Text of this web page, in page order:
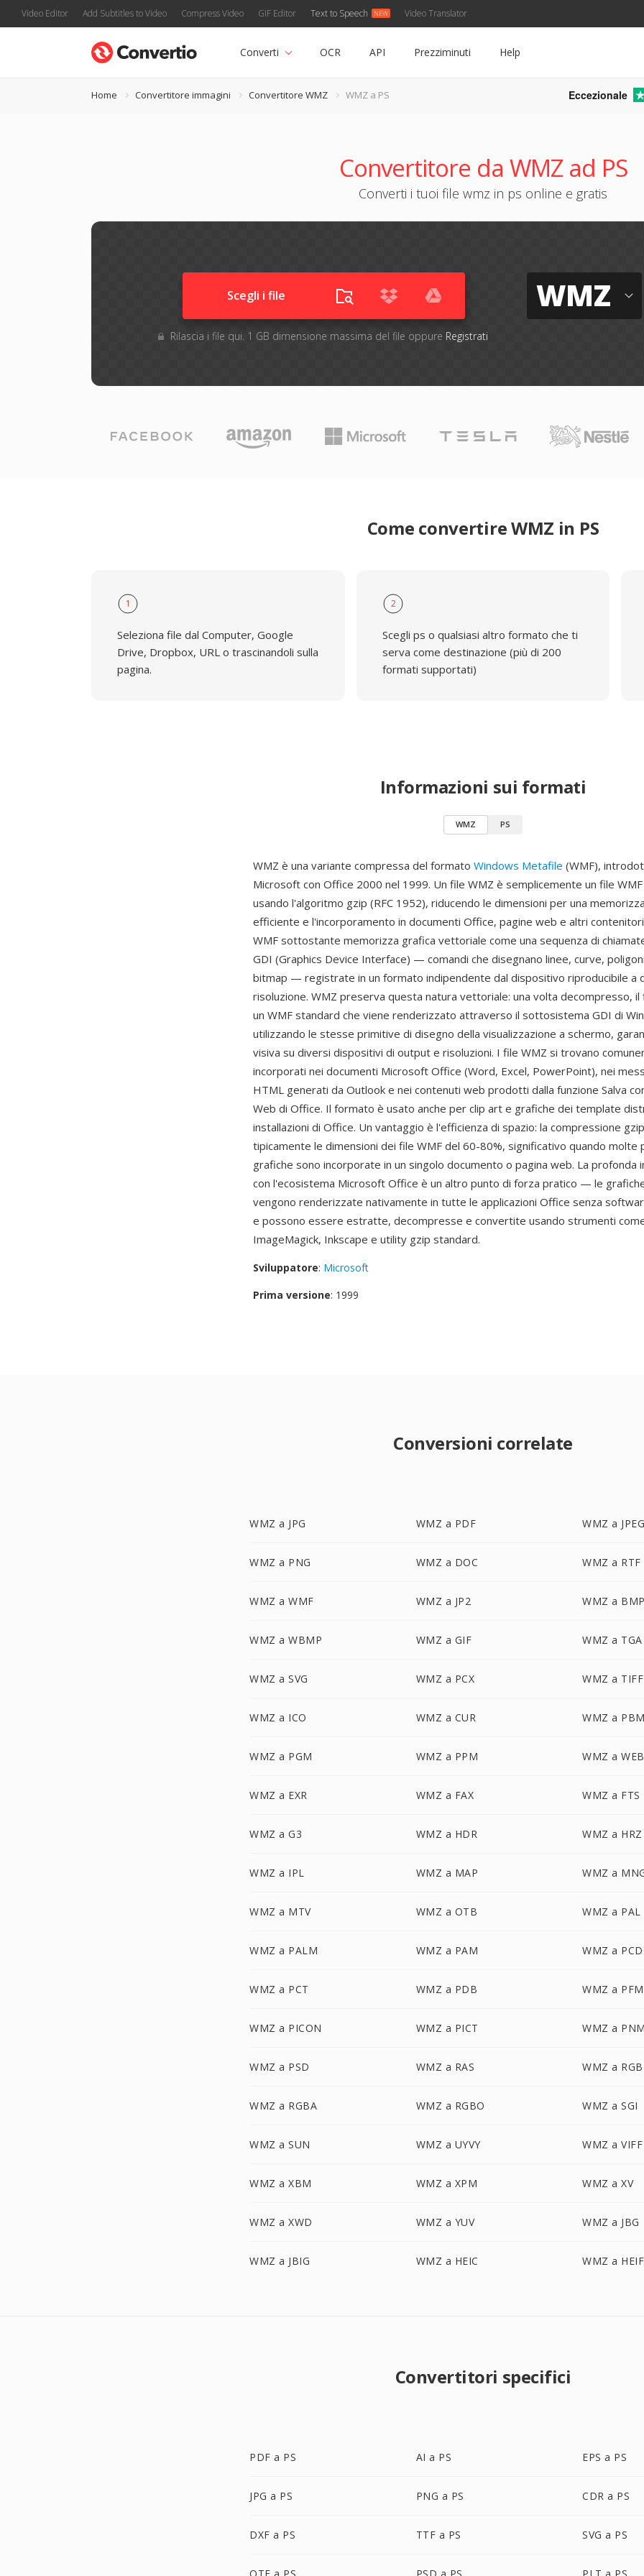
Video Editor Add Subtitles to Video Compress Video GIF Editor Text to Speech Video Translator
Converti OCR API Prezziminuti Help
Home Convertitore immagini Convertitore WMZ WMZ a PS Eccezionale
Convertitore da WMZ ad PS
Converti i tuoi file wmz in ps online e gratis
Scegli i file
Rilascia i file qui. 1 GB dimensione massima del file oppure Registrati
WMZ
Come convertire WMZ in PS
1
Seleziona file dal Computer, Google
Drive, Dropbox, URL o trascinandoli sulla
pagina.
2
Scegli ps o qualsiasi altro formato che ti
serva come destinazione (più di 200
formati supportati)
Informazioni sui formati
WMZ PS
WMZ è una variante compressa del formato Windows Metafile (WMF),
Microsoft con Office 2000 nel 1999. Un file WMZ è semplicemente un file
usando l'algoritmo gzip (RFC 1952), riducendo le dimensioni per una
efficiente e l'incorporamento in documenti Office, pagine web e altri
WMF sottostante memorizza grafica vettoriale come una sequenza di
GDI (Graphics Device Interface) — comandi che disegnano linee, curve,
bitmap — registrate in un formato indipendente dal dispositivo riproducibile a
risoluzione. WMZ preserva questa natura vettoriale: una volta decompresso,
un WMF standard che viene renderizzato attraverso il sottosistema GDI di
utilizzando le stesse primitive di disegno della visualizzazione a schermo,
visiva su diversi dispositivi di output e risoluzioni. I file WMZ si trovano
incorporati nei documenti Microsoft Office (Word, Excel, PowerPoint), nei
HTML generati da Outlook e nei contenuti web prodotti dalla funzione Salva
Web di Office. Il formato è usato anche per clip art e grafiche dei template
installazioni di Office. Un vantaggio è l'efficienza di spazio: la compressione
tipicamente le dimensioni dei file WMF del 60-80%, significativo quando molte
grafiche sono incorporate in un singolo documento o pagina web. La profonda
con l'ecosistema Microsoft Office è un altro punto di forza pratico — le
vengono renderizzate nativamente in tutte le applicazioni Office senza
e possono essere estratte, decompresse e convertite usando strumenti
ImageMagick, Inkscape e utility gzip standard.
Sviluppatore: Microsoft
Prima versione: 1999
Conversioni correlate
WMZ a JPG WMZ a PDF WMZ a
WMZ a PNG WMZ a DOC WMZ a RTF
WMZ a WMF WMZ a JP2 WMZ a
WMZ a WBMP WMZ a GIF WMZ a TGA
WMZ a SVG WMZ a PCX WMZ a TIFF
WMZ a ICO WMZ a CUR WMZ a
WMZ a PGM WMZ a PPM WMZ a
WMZ a EXR WMZ a FAX WMZ a FTS
WMZ a G3 WMZ a HDR WMZ a HRZ
WMZ a IPL WMZ a MAP WMZ a
WMZ a MTV WMZ a OTB WMZ a PAL
WMZ a PALM WMZ a PAM WMZ a PCD
WMZ a PCT WMZ a PDB WMZ a PFM
WMZ a PICON WMZ a PICT WMZ a
WMZ a PSD WMZ a RAS WMZ a RGB
WMZ a RGBA WMZ a RGBO WMZ a SGI
WMZ a SUN WMZ a UYVY WMZ a VIFF
WMZ a XBM WMZ a XPM WMZ a XV
WMZ a XWD WMZ a YUV WMZ a JBG
WMZ a JBIG WMZ a HEIC WMZ a HEIF
Convertitori specifici
PDF a PS AI a PS EPS a PS
JPG a PS PNG a PS CDR a PS
DXF a PS TTF a PS SVG a PS